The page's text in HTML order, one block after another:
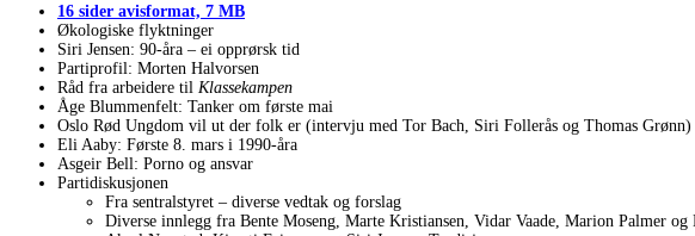
16 sider avisformat, 7 MB
Økologiske flyktninger
Siri Jensen: 90-åra – ei opprørsk tid
Partiprofil: Morten Halvorsen
Råd fra arbeidere til Klassekampen
Åge Blummenfelt: Tanker om første mai
Oslo Rød Ungdom vil ut der folk er (intervju med Tor Bach, Siri Follerås og Thomas Grønn)
Eli Aaby: Første 8. mars i 1990-åra
Asgeir Bell: Porno og ansvar
Partidiskusjonen
Fra sentralstyret – diverse vedtak og forslag
Diverse innlegg fra Bente Moseng, Marte Kristiansen, Vidar Vaade, Marion Palmer